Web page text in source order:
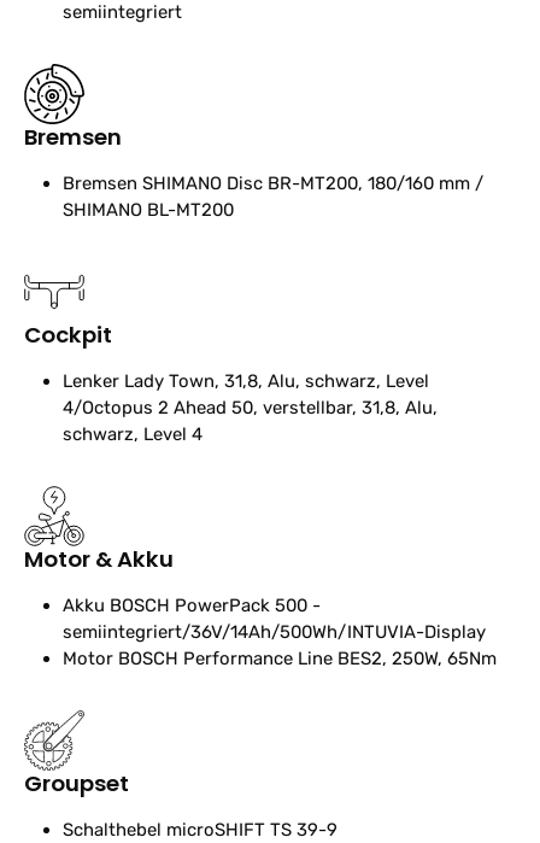
semiintegriert
Bremsen
Bremsen SHIMANO Disc BR-MT200, 180/160 mm /
SHIMANO BL-MT200
Cockpit
Lenker Lady Town, 31,8, Alu, schwarz, Level
4/Octopus 2 Ahead 50, verstellbar, 31,8, Alu,
schwarz, Level 4
Motor & Akku
Akku BOSCH PowerPack 500 -
semiintegriert/36V/14Ah/500Wh/INTUVIA-Display
Motor BOSCH Performance Line BES2, 250W, 65Nm
Groupset
Schalthebel microSHIFT TS 39-9